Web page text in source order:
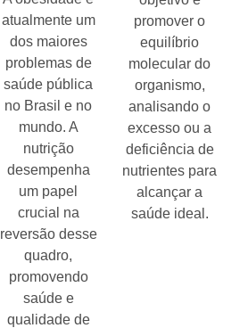
atualmente um
dos maiores
problemas de
saúde pública
no Brasil e no
mundo. A
nutrição
desempenha
um papel
crucial na
reversão desse
quadro,
promovendo
saúde e
qualidade de
promover o
equilíbrio
molecular do
organismo,
analisando o
excesso ou a
deficiência de
nutrientes para
alcançar a
saúde ideal.